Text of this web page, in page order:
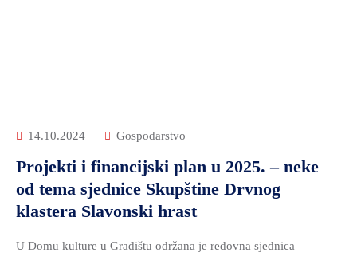
14.10.2024 Gospodarstvo
Projekti i financijski plan u 2025. – neke
od tema sjednice Skupštine Drvnog
klastera Slavonski hrast
U Domu kulture u Gradištu održana je redovna sjednica